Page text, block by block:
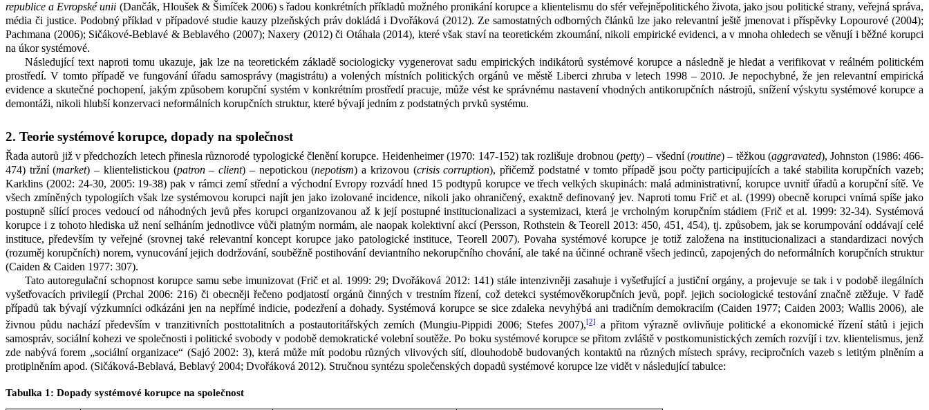
republice a Evropské unii (Dančák, Hloušek & Šimíček 2006) s řadou konkrétních příkladů možného pronikání korupce a klientelismu do sfér veřejněpolitického života, jako jsou politické strany, veřejná správa,
média či justice. Podobný příklad v případové studie kauzy plzeňských práv dokládá i Dvořáková (2012). Ze samostatných odborných článků lze jako relevantní ještě jmenovat i příspěvky Lopourové (2004);
Pachmana (2006); Sičákové-Beblavé & Beblavého (2007); Naxery (2012) či Otáhala (2014), které však staví na teoretickém zkoumání, nikoli empirické evidenci, a v mnoha ohledech se věnují i běžné korupci
na úkor systémové.
Následující text naproti tomu ukazuje, jak lze na teoretickém základě sociologicky vygenerovat sadu empirických indikátorů systémové korupce a následně je hledat a verifikovat v reálném politickém
prostředí. V tomto případě ve fungování úřadu samosprávy (magistrátu) a volených místních politických orgánů ve městě Liberci zhruba v letech 1998 – 2010. Je nepochybné, že jen relevantní empirická
evidence a skutečné pochopení, jakým způsobem korupční systém v konkrétním prostředí pracuje, může vést ke správnému nastavení vhodných antikorupčních nástrojů, snížení výskytu systémové korupce a
demontáži, nikoli hlubší konzervaci neformálních korupčních struktur, které bývají jedním z podstatných prvků systému.
2. Teorie systémové korupce, dopady na společnost
Řada autorů již v předchozích letech přinesla různorodé typologické členění korupce. Heidenheimer (1970: 147-152) tak rozlišuje drobnou (petty) – všední (routine) – těžkou (aggravated), Johnston (1986: 466-
474) tržní (market) – klientelistickou (patron – client) – nepotickou (nepotism) a krizovou (crisis corruption), přičemž podstatné v tomto případě jsou počty participujících a také stabilita korupčních vazeb;
Karklins (2002: 24-30, 2005: 19-38) pak v rámci zemí střední a východní Evropy rozvádí hned 15 podtypů korupce ve třech velkých skupinách: malá administrativní, korupce uvnitř úřadů a korupční sítě. Ve
všech zmíněných typologiích však lze systémovou korupci najít jen jako izolované incidence, nikoli jako ohraničený, exaktně definovaný jev. Naproti tomu Frič et al. (1999) obecně korupci vnímá spíše jako
postupně sílící proces vedoucí od náhodných jevů přes korupci organizovanou až k její postupné institucionalizaci a systemizaci, která je vrcholným korupčním stádiem (Frič et al. 1999: 32-34). Systémová
korupce i z tohoto hlediska už není selháním jednotlivce vůči platným normám, ale naopak kolektivní akcí (Persson, Rothstein & Teorell 2013: 450, 451, 454), tj. způsobem, jak se korumpování oddávají celé
instituce, především ty veřejné (srovnej také relevantní koncept korupce jako patologické instituce, Teorell 2007). Povaha systémové korupce je totiž založena na institucionalizaci a standardizaci nových
(rozuměj korupčních) norem, vynucování jejich dodržování, souběžně postihování deviantního nekorupčního chování, ale také na účinné ochraně všech jedinců, zapojených do neformálních korupčních struktur
(Caiden & Caiden 1977: 307).
Tato autoregulační schopnost korupce samu sebe imunizovat (Frič et al. 1999: 29; Dvořáková 2012: 141) stále intenzivněji zasahuje i vyšetřující a justiční orgány, a projevuje se tak i v podobě ilegálních
vyšetřovacích privilegií (Prchal 2006: 216) či obecněji řečeno podjatostí orgánů činných v trestním řízení, což detekci systémověkorupčních jevů, popř. jejich sociologické testování značně ztěžuje. V řadě
případů tak bývají výzkumníci odkázáni jen na nepřímé indicie, podezření a dohady. Systémová korupce se sice zdaleka nevyhýbá ani tradičním demokraciím (Caiden 1977; Caiden 2003; Wallis 2006), ale
živnou půdu nachází především v tranzitivních posttotalitních a postautoritářských zemích (Mungiu-Pippidi 2006; Stefes 2007),[2]
a přitom výrazně ovlivňuje politické a ekonomické řízení států i jejich
samospráv, sociální kohezi ve společnosti i politické svobody v podobě demokratické volební soutěže. Po boku systémové korupce se přitom zvláště v postkomunistických zemích rozvíjí i tzv. klientelismus, jenž
zde nabývá forem „sociální organizace“ (Sajó 2002: 3), která může mít podobu různých vlivových sítí, dlouhodobě budovaných kontaktů na různých místech správy, recipročních vazeb s letitým plněním a
protiplněním apod. (Sičáková-Beblavá, Beblavý 2004; Dvořáková 2012). Stručnou syntézu společenských dopadů systémové korupce lze vidět v následující tabulce:
Tabulka 1 : Dopady systémové korupce na společnost